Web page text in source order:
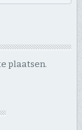
plaatsen.